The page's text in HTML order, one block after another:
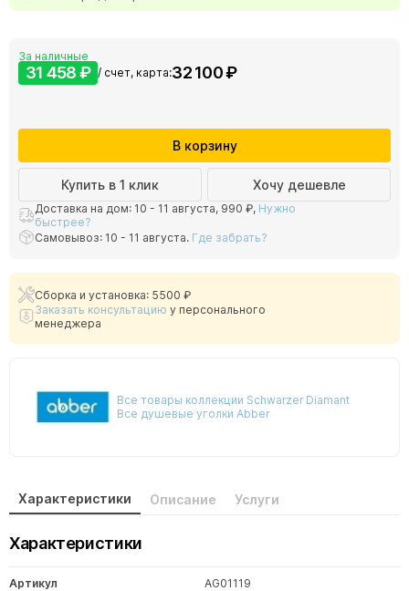
За наличные
31 458 ₽ / счет, карта:32 100 ₽
В корзину
Купить в 1 клик Хочу дешевле
Доставка на дом: 10 - 11 августа, 990 ₽, Нужно
быстрее?
Самовывоз: 10 - 11 августа. Где забрать?
Сборка и установка: 5500 ₽
Заказать консультацию у персонального
менеджера
Все товары коллекции Schwarzer Diamant
Все душевые уголки Abber
Характеристики Описание Услуги
Характеристики
Артикул AG01119